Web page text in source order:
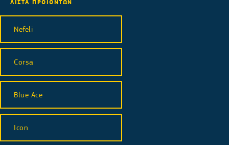
ΛΙΣΤΑ ΠΡΟΪΟΝΤΩΝ
Nefeli
Corsa
Blue Ace
Icon